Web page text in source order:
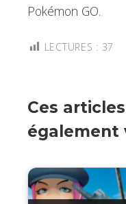
Pokémon GO.
LECTURES : 37
Ces
également